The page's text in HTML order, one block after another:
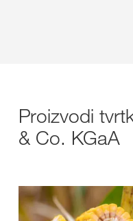
Proizvodi
& Co. KGaA